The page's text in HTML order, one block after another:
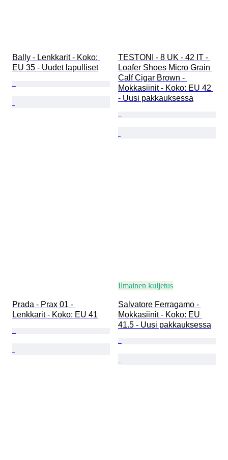
Bally - Lenkkarit - Koko:
EU 35 - Uudet lapulliset
TESTONI - 8 UK - 42 IT -
Loafer Shoes Micro Grain
Calf Cigar Brown -
Mokkasiinit - Koko: EU 42
- Uusi pakkauksessa
Prada - Prax 01 -
Lenkkarit - Koko: EU 41
Ilmainen kuljetus
Salvatore Ferragamo -
Mokkasiinit - Koko: EU
41.5 - Uusi pakkauksessa